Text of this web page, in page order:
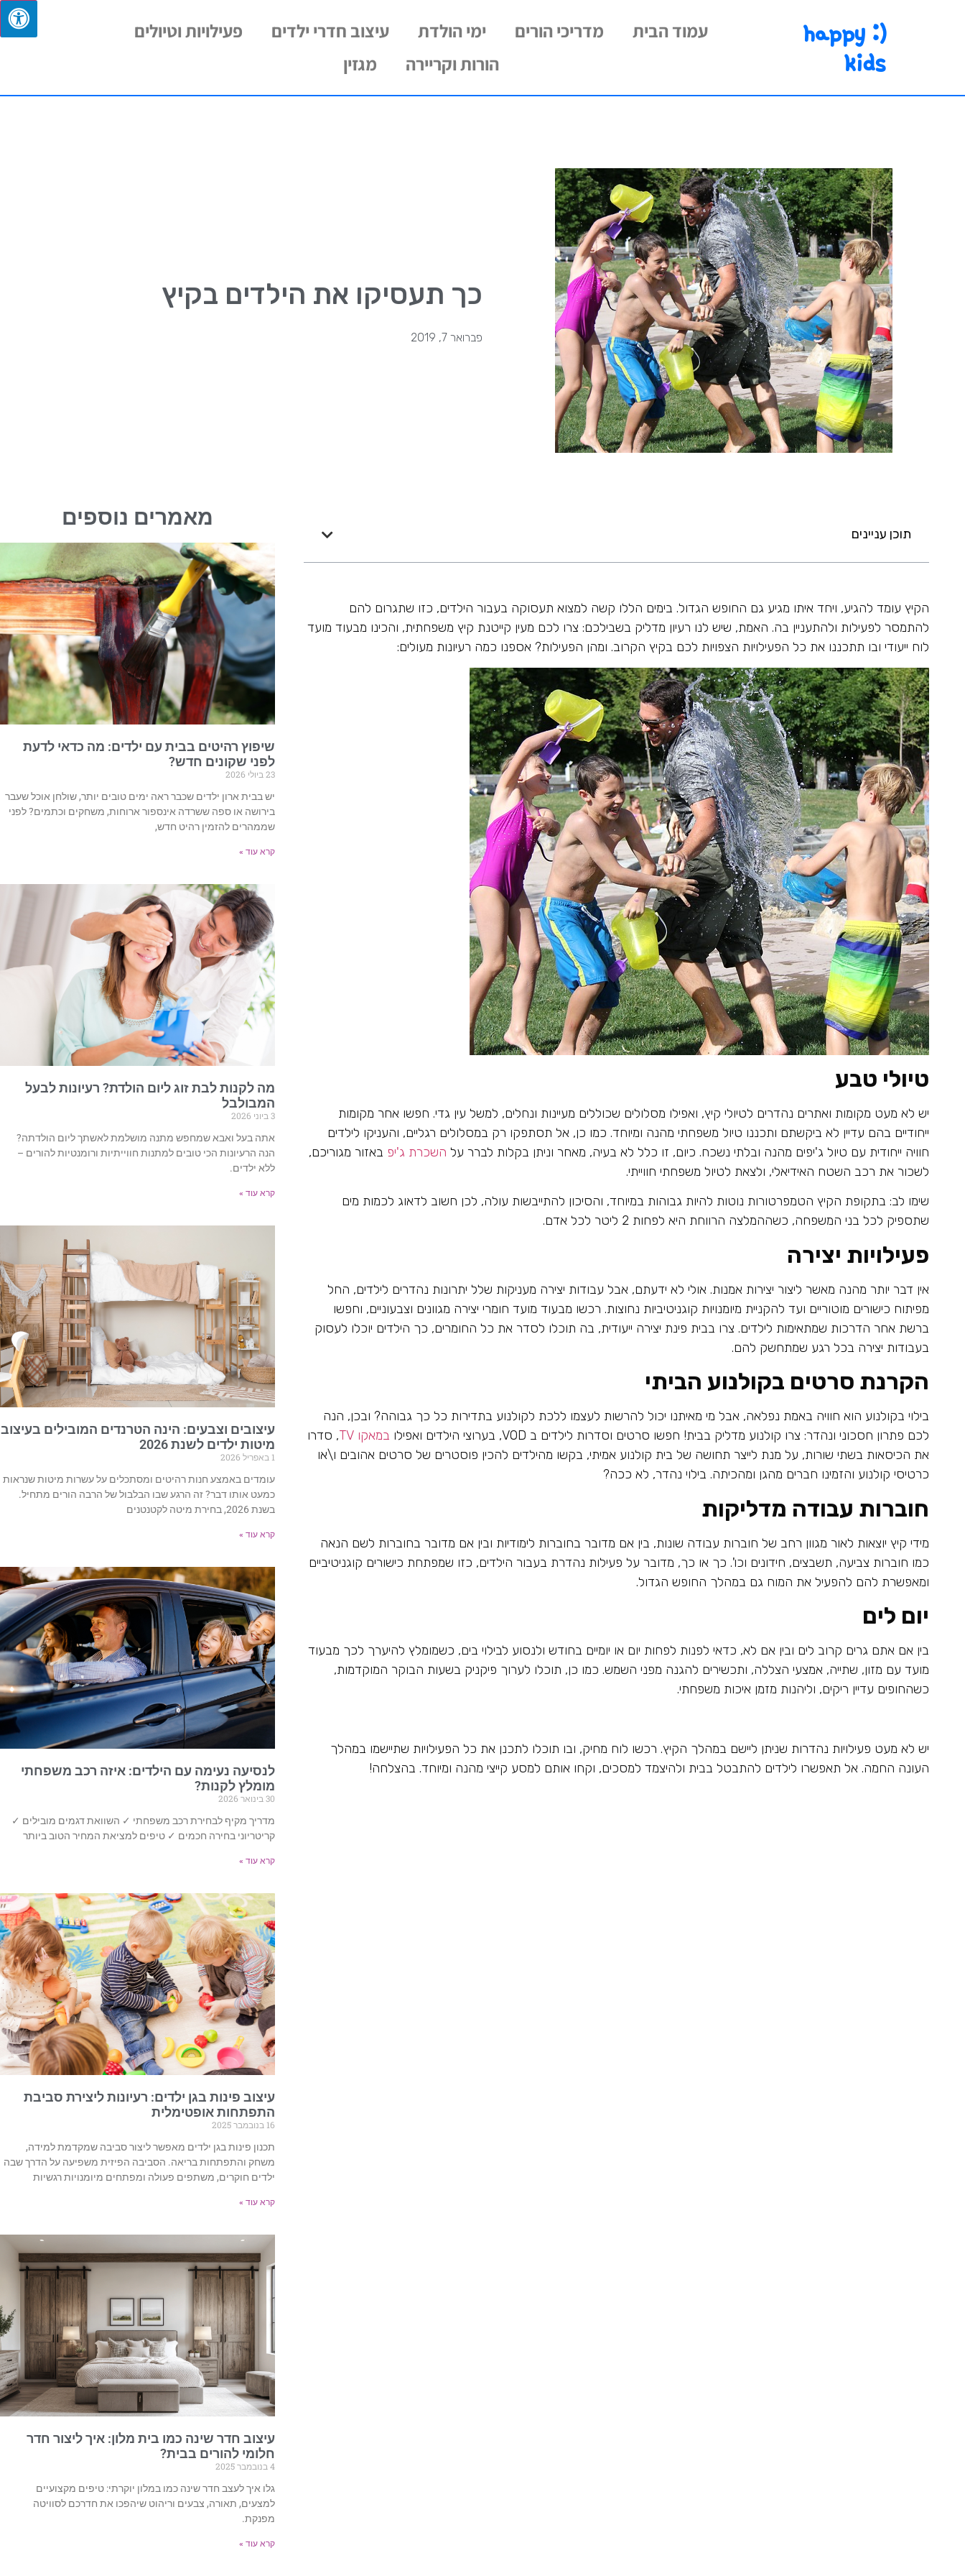
happy :)
kids
עמוד הבית מדריכי הורים ימי הולדת עיצוב חדרי ילדים
פעילויות וטיולים
הורות וקריירה
מגזין
כך תעסיקו את הילדים בקיץ
פברואר 7, 2019
תוכן עניינים
הקיץ עומד להגיע, ויחד איתו מגיע גם החופש הגדול. בימים הללו קשה למצוא תעסוקה בעבור הילדים, כזו שתגרום להם
להתמסר לפעילות ולהתעניין בה. האמת, שיש לנו רעיון מדליק בשבילכם: צרו לכם מעין קייטנת קיץ משפחתית, והכינו מבעוד מועד
לוח ייעודי ובו תתכננו את כל הפעילויות הצפויות לכם בקיץ הקרוב. ומהן הפעילות? אספנו כמה רעיונות מעולים:
טיולי טבע
יש לא מעט מקומות ואתרים נהדרים לטיולי קיץ, ואפילו מסלולים שכוללים מעיינות ונחלים, למשל עין גדי. חפשו אחר מקומות
ייחודיים בהם עדיין לא ביקשתם ותכננו טיול משפחתי מהנה ומיוחד. כמו כן, אל תסתפקו רק במסלולים רגליים, והעניקו לילדים
חוויה ייחודית עם טיול ג'יפים מהנה ובלתי נשכח. כיום, זו כלל לא בעיה, מאחר וניתן בקלות לברר על השכרת ג'יפ באזור מגוריכם,
לשכור את רכב השטח האידיאלי, ולצאת לטיול משפחתי חווייתי.
שימו לב: בתקופת הקיץ הטמפרטורות נוטות להיות גבוהות במיוחד, והסיכון להתייבשות עולה, לכן חשוב לדאוג לכמות מים
שתספיק לכל בני המשפחה, כשההמלצה הרווחת היא לפחות 2 ליטר לכל אדם.
פעילויות יצירה
אין דבר יותר מהנה מאשר ליצור יצירות אמנות. אולי לא ידעתם, אבל עבודות יצירה מעניקות שלל יתרונות נהדרים לילדים, החל
מפיתוח כישורים מוטוריים ועד להקניית מיומנויות קוגניטיביות נחוצות. רכשו מבעוד מועד חומרי יצירה מגוונים וצבעוניים, וחפשו
ברשת אחר הדרכות שמתאימות לילדים. צרו בבית פינת יצירה ייעודית, בה תוכלו לסדר את כל החומרים, כך הילדים יוכלו לעסוק
בעבודות יצירה בכל רגע שמתחשק להם.
הקרנת סרטים בקולנוע הביתי
בילוי בקולנוע הוא חוויה באמת נפלאה, אבל מי מאיתנו יכול להרשות לעצמו ללכת לקולנוע בתדירות כל כך גבוהה? ובכן, הנה
לכם פתרון חסכוני ונהדר: צרו קולנוע מדליק בבית! חפשו סרטים וסדרות לילדים ב VOD, בערוצי הילדים ואפילו
במאקו TV
, סדרו
את הכיסאות בשתי שורות, על מנת לייצר תחושה של בית קולנוע אמיתי, בקשו מהילדים להכין פוסטרים של סרטים אהובים ו\או
כרטיסי קולנוע והזמינו חברים מהגן ומהכיתה. בילוי נהדר, לא ככה?
חוברות עבודה מדליקות
מידי קיץ יוצאות לאור מגוון רחב של חוברות עבודה שונות, בין אם מדובר בחוברות לימודיות ובין אם מדובר בחוברות לשם הנאה
כמו חוברות צביעה, תשבצים, חידונים וכו'. כך או כך, מדובר על פעילות נהדרת בעבור הילדים, כזו שמפתחת כישורים קוגניטיביים
ומאפשרת להם להפעיל את המוח גם במהלך החופש הגדול.
יום לים
בין אם אתם גרים קרוב לים ובין אם לא, כדאי לפנות לפחות יום או יומיים בחודש ולנסוע לבילוי בים, כשמומלץ להיערך לכך מבעוד
מועד עם מזון, שתייה, אמצעי הצללה, ותכשירים להגנה מפני השמש. כמו כן, תוכלו לערוך פיקניק בשעות הבוקר המוקדמות,
כשהחופים עדיין ריקים, וליהנות מזמן איכות משפחתי.
יש לא מעט פעילויות נהדרות שניתן ליישם במהלך הקיץ. רכשו לוח מחיק, ובו תוכלו לתכנן את כל הפעילויות שתיישמו במהלך
העונה החמה. אל תאפשרו לילדים להתבטל בבית ולהיצמד למסכים, וקחו אותם למסע קייצי מהנה ומיוחד. בהצלחה!
מאמרים נוספים
שיפוץ רהיטים בבית עם ילדים: מה כדאי לדעת
לפני שקונים חדש?
23 ביולי 2026
יש בבית ארון ילדים שכבר ראה ימים טובים יותר, שולחן אוכל שעבר
בירושה או ספה ששרדה אינספור ארוחות, משחקים וכתמים? לפני
שממהרים להזמין רהיט חדש,
קרא עוד »
מה לקנות לבת זוג ליום הולדת? רעיונות לבעל
המבולבל
3 ביוני 2026
אתה בעל ואבא שמחפש מתנה מושלמת לאשתך ליום הולדתה?
הנה הרעיונות הכי טובים למתנות חווייתיות ורומנטיות להורים –
ללא ילדים.
קרא עוד »
עיצובים וצבעים: הינה הטרנדים המובילים בעיצוב
מיטות ילדים לשנת 2026
1 באפריל 2026
עומדים באמצע חנות רהיטים ומסתכלים על עשרות מיטות שנראות
כמעט אותו דבר? זה הרגע שבו הבלבול של הרבה הורים מתחיל.
בשנת 2026, בחירת מיטה לקטנטנים
קרא עוד »
לנסיעה נעימה עם הילדים: איזה רכב משפחתי
מומלץ לקנות?
30 בינואר 2026
מדריך מקיף לבחירת רכב משפחתי ✓ השוואת דגמים מובילים ✓
קריטריוני בחירה חכמים ✓ טיפים למציאת המחיר הטוב ביותר
קרא עוד »
עיצוב פינות בגן ילדים: רעיונות ליצירת סביבת
התפתחות אופטימלית
16 בנובמבר 2025
תכנון פינות בגן ילדים מאפשר ליצור סביבה שמקדמת למידה,
משחק והתפתחות בריאה. הסביבה הפיזית משפיעה על הדרך שבה
ילדים חוקרים, משתפים פעולה ומפתחים מיומנויות רגשיות
קרא עוד »
עיצוב חדר שינה כמו בית מלון: איך ליצור חדר
חלומי להורים בבית?
4 בנובמבר 2025
גלו איך לעצב חדר שינה כמו במלון יוקרתי: טיפים מקצועיים
למצעים, תאורה, צבעים וריהוט שיהפכו את חדרכם לסוויטה
מפנקת.
קרא עוד »